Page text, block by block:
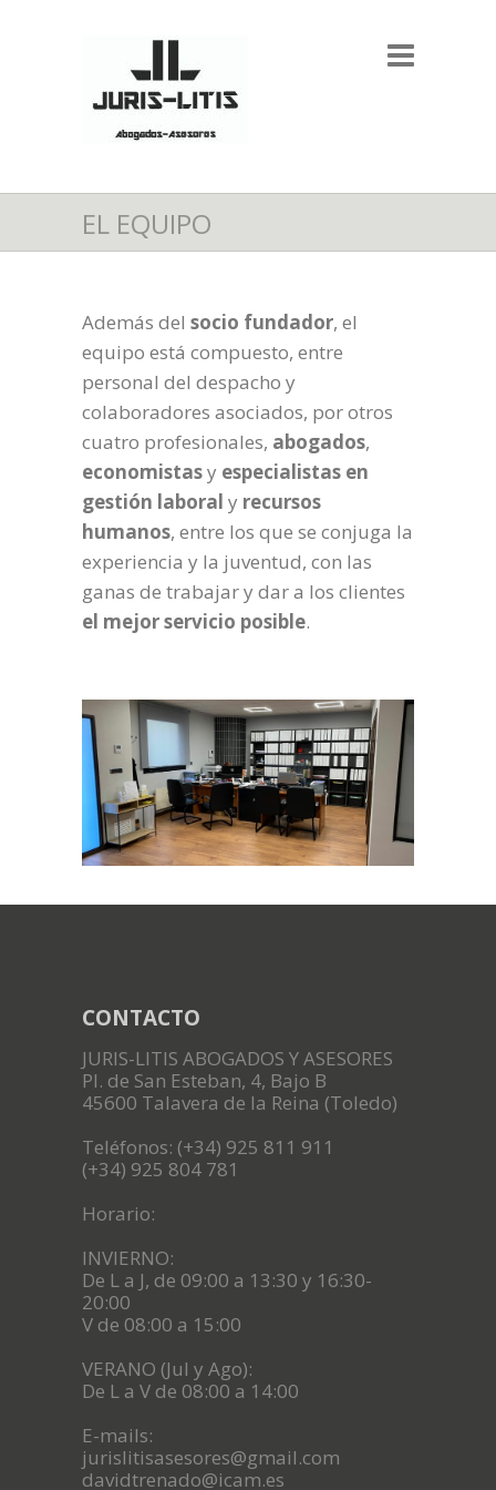
EL EQUIPO
Además del socio fundador, el
equipo está compuesto, entre
personal del despacho y
colaboradores asociados, por otros
cuatro profesionales, abogados,
economistasy especialistas en
gestión laboral y recursos
humanos, entre los que se conjuga la
experiencia y la juventud, con las
ganas de trabajar y dar a los clientes
el mejor servicio posible.
CONTACTO
JURIS-LITIS ABOGADOS Y ASESORES
Pl. de San Esteban, 4, Bajo B
45600 Talavera de la Reina (Toledo)
Teléfonos: (+34) 925 811 911
(+34) 925 804 781
Horario:
INVIERNO:
De L a J, de 09:00 a 13:30 y 16:30-
20:00
V de 08:00 a 15:00
VERANO (Jul y Ago):
De L a V de 08:00 a 14:00
E-mails:
jurislitisasesores@gmail.com
davidtrenado@icam.es